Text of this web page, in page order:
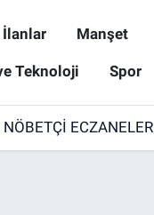
İlanlar Manşet
Teknoloji Spor
ECZANELER